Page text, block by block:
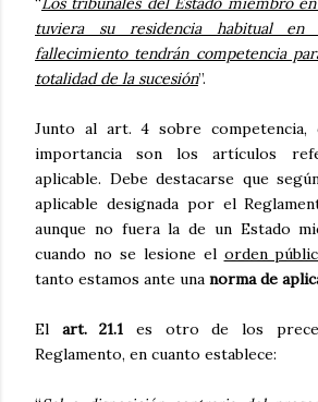
tuviera su residencia habitual
fallecimiento tendrán competencia
totalidad de la sucesión”.
Junto al art. 4 sobre
importancia son los artículos
aplicable. Debe destacarse que
aplicable designada por el
aunque no fuera la de un Estado
cuando no se lesione el orden
tanto estamos ante una norma de
El art. 21.1 es otro de los
Reglamento, en cuanto establece: